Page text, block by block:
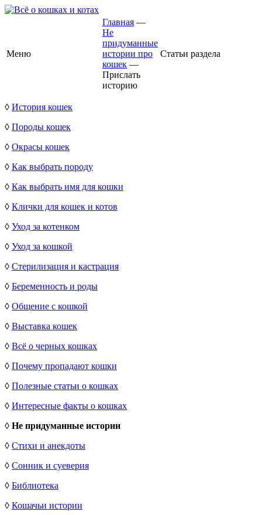
Меню
Главная —
Не
придуманные
истории про
кошек —
Прислать
историю
Статьи раздела
◊ История кошек
◊ Породы кошек
◊ Окрасы кошек
◊ Как выбрать породу
◊ Как выбрать имя для кошки
◊ Клички для кошек и котов
◊ Уход за котенком
◊ Уход за кошкой
◊ Стерилизация и кастрация
◊ Беременность и роды
◊ Общение с кошкой
◊ Выставка кошек
◊ Всё о черных кошках
◊ Почему пропадают кошки
◊ Полезные статьи о кошках
◊ Интересные факты о кошках
◊ Не придуманные истории
◊ Стихи и анекдоты
◊ Сонник и суеверия
◊ Библиотека
◊ Кошачьи истории